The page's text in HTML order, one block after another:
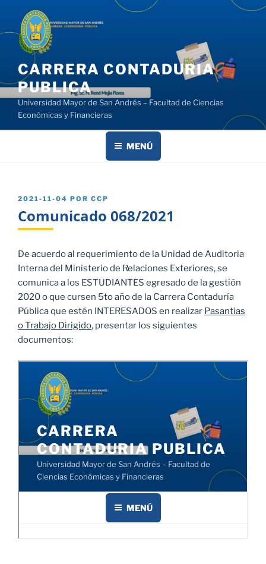
contenido
CARRERA CONTADURIA
PUBLICA
Universidad Mayor de San Andrés – Facultad de Ciencias
Económicas y Financieras
MENÚ
PUBLICADO
2021-11-04 POR CCP
Comunicado 068/2021
De acuerdo al requerimiento de la Unidad de Auditoria
Interna del Ministerio de Relaciones Exteriores, se
comunica a los ESTUDIANTES egresado de la gestión
2020 o que cursen 5to año de la Carrera Contaduría
Pública que estén INTERESADOS en realizar Pasantias
o Trabajo Dirigido, presentar los siguientes
documentos: